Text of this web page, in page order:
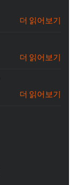
더 읽어보기
더 읽어보기
더 읽어보기